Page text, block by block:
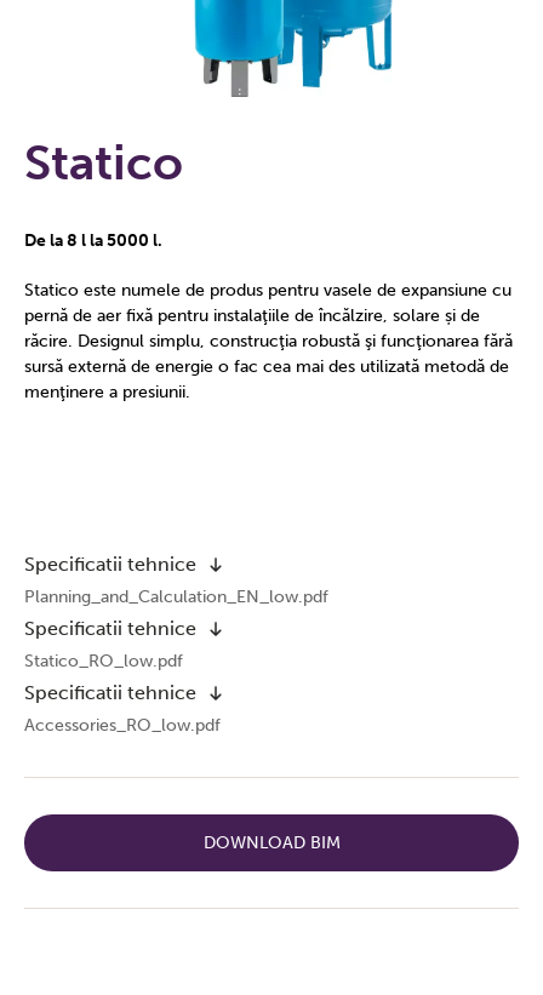
Statico
De la 8 l la 5000 l.
Statico este numele de produs pentru vasele de expansiune cu
pernă de aer fixă pentru instalaţiile de încălzire, solare și de
răcire. Designul simplu, construcţia robustă şi funcţionarea fără
sursă externă de energie o fac cea mai des utilizată metodă de
menţinere a presiunii.
Specificatii tehnice
Planning_and_Calculation_EN_low.pdf
Specificatii tehnice
Statico_RO_low.pdf
Specificatii tehnice
Accessories_RO_low.pdf
DOWNLOAD BIM